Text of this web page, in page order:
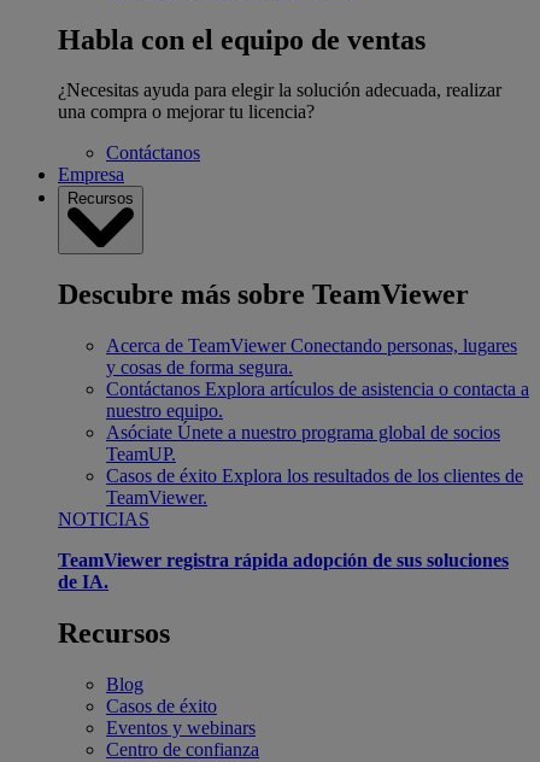
Habla con el equipo de ventas
¿Necesitas ayuda para elegir la solución adecuada, realizar
una compra o mejorar tu licencia?
Contáctanos
Empresa
Recursos
Descubre más sobre TeamViewer
Acerca de TeamViewer Conectando personas, lugares
y cosas de forma segura.
Contáctanos Explora artículos de asistencia o contacta a
nuestro equipo.
Asóciate Únete a nuestro programa global de socios
TeamUP.
Casos de éxito Explora los resultados de los clientes de
TeamViewer.
NOTICIAS
TeamViewer registra rápida adopción de sus soluciones
de IA.
Recursos
Blog
Casos de éxito
Eventos y webinars
Centro de confianza